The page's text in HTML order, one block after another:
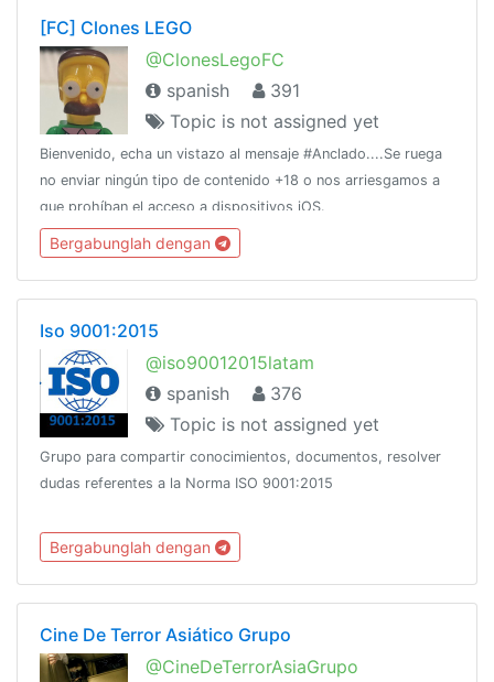
[FC] Clones LEGO
@ClonesLegoFC
spanish
391
Topic is not assigned yet
Bienvenido, echa un vistazo al mensaje #Anclado....Se ruega
no enviar ningún tipo de contenido +18 o nos arriesgamos a
que prohíban el acceso a dispositivos iOS.
Bergabunglah dengan
Iso 9001:2015
@iso90012015latam
spanish
376
Topic is not assigned yet
Grupo para compartir conocimientos, documentos, resolver
dudas referentes a la Norma ISO 9001:2015
Bergabunglah dengan
Cine De Terror Asiático Grupo
@CineDeTerrorAsiaGrupo